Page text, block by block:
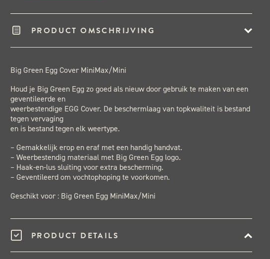
PRODUCT OMSCHRIJVING
Big Green Egg Cover MiniMax/Mini
Houd je Big Green Egg zo goed als nieuw door gebruik te maken van een
geventileerde en
weerbestendige EGG Cover. De beschermlaag van topkwaliteit is bestand
tegen vervaging
en is bestand tegen elk weertype.
– Gemakkelijk erop en eraf met een handig handvat.
– Weerbestendig materiaal met Big Green Egg logo.
– Haak-en-lus sluiting voor extra bescherming.
– Geventileerd om vochtophoping te voorkomen.
Geschikt voor : Big Green Egg MiniMax/Mini
PRODUCT DETAILS